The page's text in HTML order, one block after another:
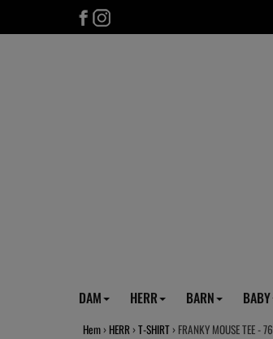
DAM HERR BARN BABY
Hem › HERR ›T-SHIRT › FRANKY MOUSE TEE - 76